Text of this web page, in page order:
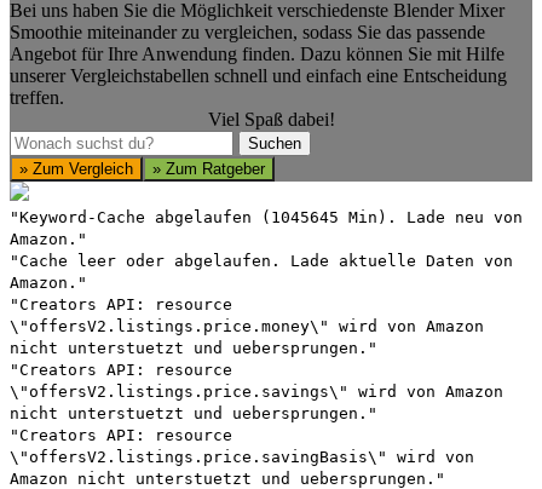
Bei uns haben Sie die Möglichkeit verschiedenste Blender Mixer
Smoothie miteinander zu vergleichen, sodass Sie das passende
Angebot für Ihre Anwendung finden. Dazu können Sie mit Hilfe
unserer Vergleichstabellen schnell und einfach eine Entscheidung
treffen.
Viel Spaß dabei!
Suchen
Suchen
» Zum Vergleich
» Zum Ratgeber
"Keyword-Cache abgelaufen (1045645 Min). Lade neu von
Amazon."
"Cache leer oder abgelaufen. Lade aktuelle Daten von
Amazon."
"Creators API: resource
\"offersV2.listings.price.money\" wird von Amazon
nicht unterstuetzt und uebersprungen."
"Creators API: resource
\"offersV2.listings.price.savings\" wird von Amazon
nicht unterstuetzt und uebersprungen."
"Creators API: resource
\"offersV2.listings.price.savingBasis\" wird von
Amazon nicht unterstuetzt und uebersprungen."